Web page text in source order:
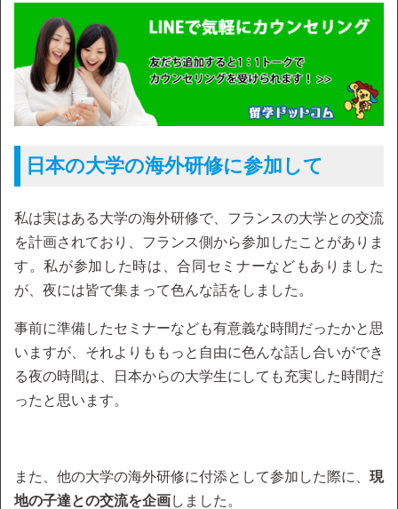
日本の大学の海外研修に参加して
私は実はある大学の海外研修で、フランスの大学との交流
を計画されており、フランス側から参加したことがありま
す。私が参加した時は、合同セミナーなどもありました
が、夜には皆で集まって色んな話をしました。
事前に準備したセミナーなども有意義な時間だったかと思
いますが、それよりももっと自由に色んな話し合いができ
る夜の時間は、日本からの大学生にしても充実した時間だ
ったと思います。
また、他の大学の海外研修に付添として参加した際に、 現
地の子達との交流を企画しました。